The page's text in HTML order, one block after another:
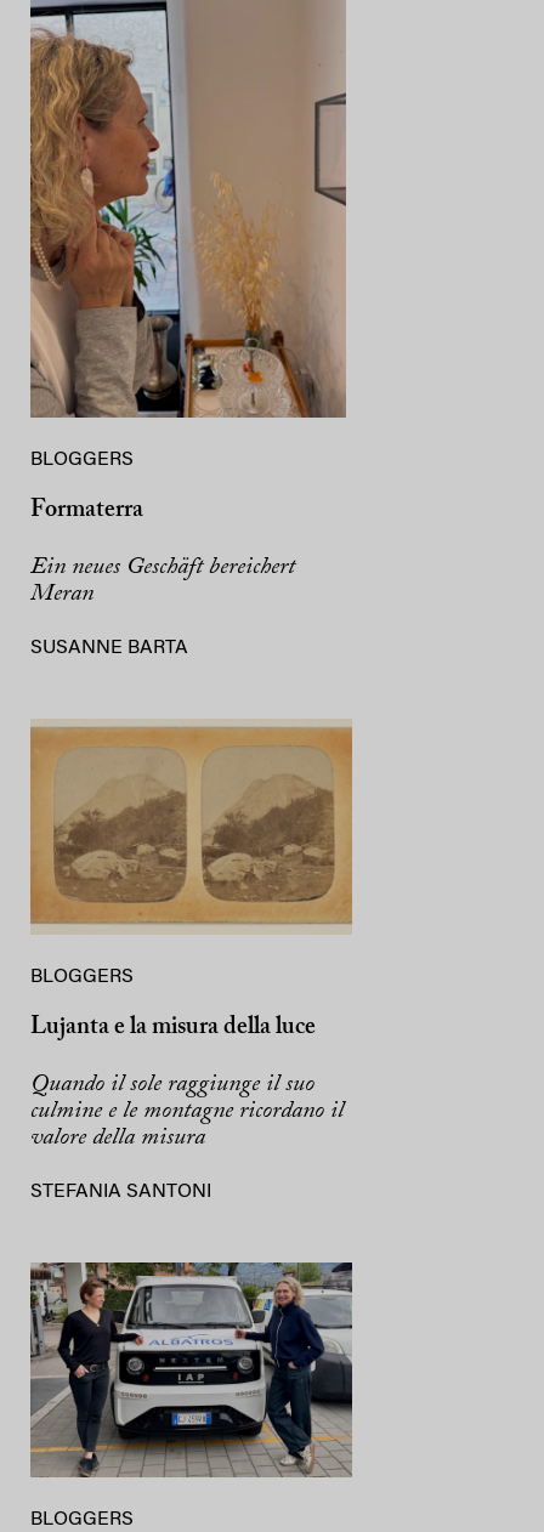
BLOGGERS
Formaterra
Ein neues Geschäft bereichert
Meran
SUSANNE BARTA
BLOGGERS
Lujanta e la misura della luce
Quando il sole raggiunge il suo
culmine e le montagne ricordano il
valore della misura
STEFANIA SANTONI
BLOGGERS